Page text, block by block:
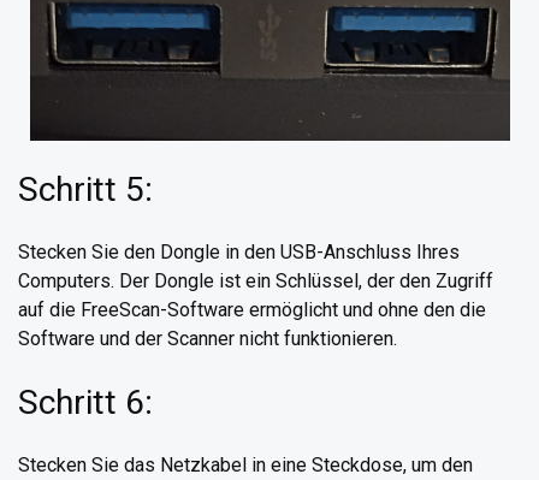
Schritt 5:
Stecken Sie den Dongle in den USB-Anschluss Ihres
Computers. Der Dongle ist ein Schlüssel, der den Zugriff
auf die FreeScan-Software ermöglicht und ohne den die
Software und der Scanner nicht funktionieren.
Schritt 6:
Stecken Sie das Netzkabel in eine Steckdose, um den